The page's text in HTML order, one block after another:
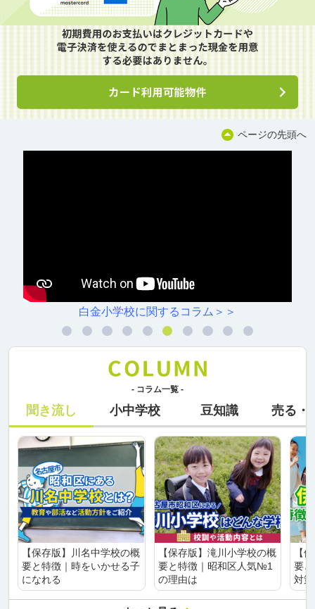
ページの先頭へ
白金小学校に関するコラム＞＞
- コラム一覧 -
聞き流し 小中学校 豆知識 売る・
【保存版】川名中学校の概
要と特徴｜時をいかせる子
になれる
【保存版】滝川小学校の概
要と特徴｜昭和区人気№1
の理由は
【
要
対